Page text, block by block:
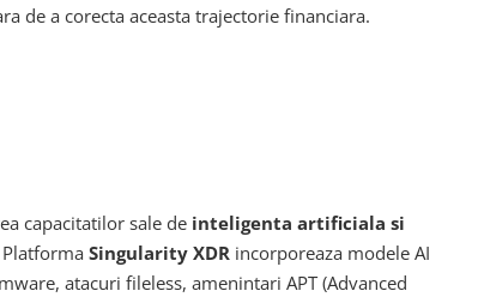
de a corecta aceasta trajectorie financiara.
capacitatilor sale de inteligenta artificiala si
Singularity XDR incorporeaza modele AI
atacuri fileless, amenintari APT (Advanced